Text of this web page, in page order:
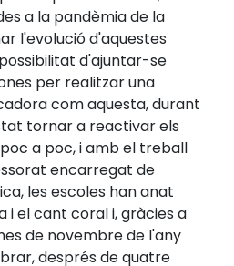
a la pandèmia de la
l'evolució d'aquestes
d'ajuntar-se
per realitzar una
com aquesta, durant
tornar a reactivar els
a poc, i amb el treball
encarregat de
les escoles han anat
i el cant coral i, gràcies a
de novembre de l'any
després de quatre